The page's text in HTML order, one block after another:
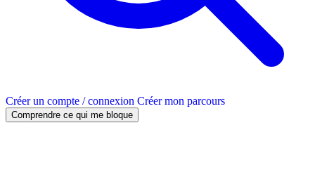
Créer un compte / connexion Créer mon parcours
Comprendre ce qui me bloque